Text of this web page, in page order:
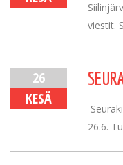
viestit.
26
KESÄ
26.6.